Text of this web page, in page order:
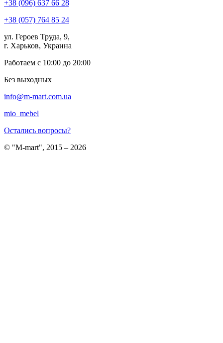
+38 (096) 637 66 28
+38 (057) 764 85 24
ул. Героев Труда, 9,
г. Харьков, Украина
Работаем с 10:00 до 20:00
Без выходных
info@m-mart.com.ua
mio_mebel
Остались вопросы?
© "M-mart", 2015 – 2026